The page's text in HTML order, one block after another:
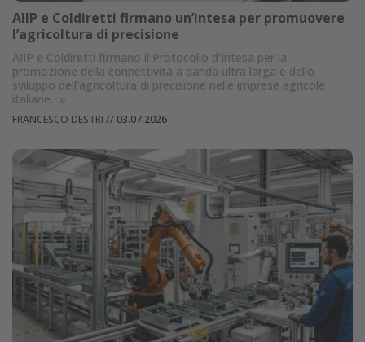
AIIP e Coldiretti firmano un’intesa per promuovere
l’agricoltura di precisione
AIIP e Coldiretti firmano il Protocollo d’Intesa per la
promozione della connettività a banda ultra larga e dello
sviluppo dell’agricoltura di precisione nelle imprese agricole
italiane. »
FRANCESCO DESTRI // 03.07.2026